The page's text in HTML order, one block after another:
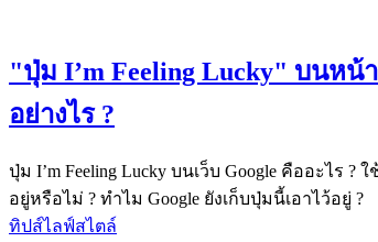
"ปุ่ม I’m Feeling Lucky" บนหน้
อย่างไร ?
ปุ่ม I’m Feeling Lucky บนเว็บ Google คืออะไร
อยู่หรือไม่ ? ทำไม Google ยังเก็บปุ่มนี้เอาไว้อยู่ ?
ทิปส์ไลฟ์สไตล์